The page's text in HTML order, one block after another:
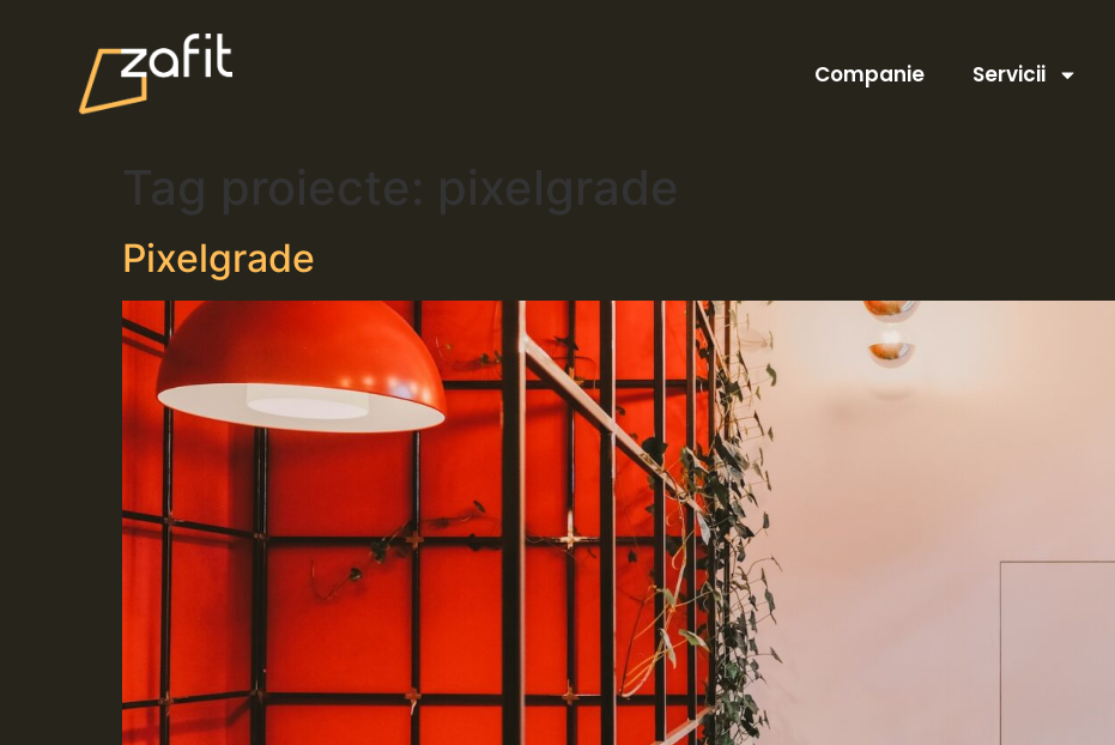
Companie Servicii
Tag proiecte: pixelgrade
Pixelgrade